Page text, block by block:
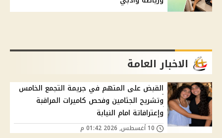
الاخبار العامة
القبض على المتهم في جريمة التجمع الخامس
وتشريح الجثامين وفحص كاميرات المراقبة
وإعترافاتة امام النيابة